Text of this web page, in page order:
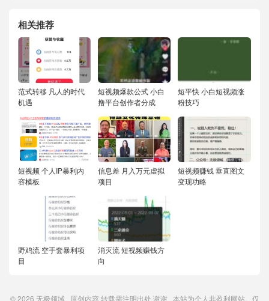
相关推荐
范式转移 凡人的时代
机遇
短视频爆款公式 小白
撸平台创作者分成
短平快 小白短视频涨
粉技巧
短视频 个人IP暴利内
容模板
信息差 月入万元虚拟
项目
短视频赚钱 垂直图文
变现功略
野鸡流 空手套暴利项
目
消灭流 短视频赚钱方
向
© 2026 无极领域 原创内容 转载需注明出处 谢谢 本站为个人非盈利网站。仅